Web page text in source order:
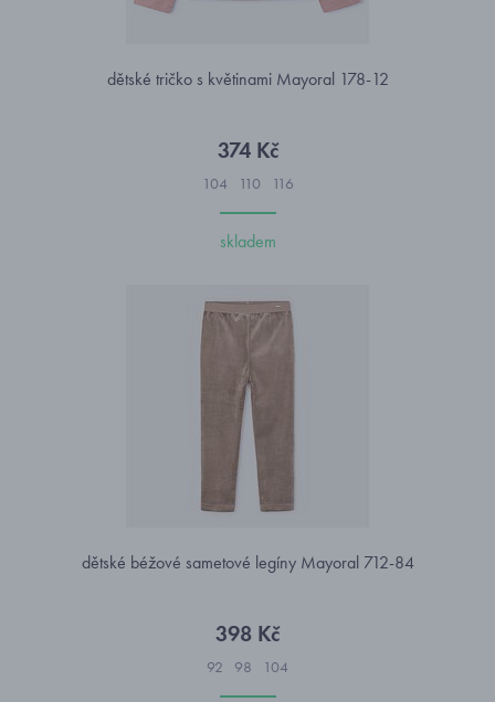
dětské tričko s květinami Mayoral 178-12
374 Kč
104 110 116
skladem
dětské béžové sametové legíny Mayoral 712-84
398 Kč
92 98 104